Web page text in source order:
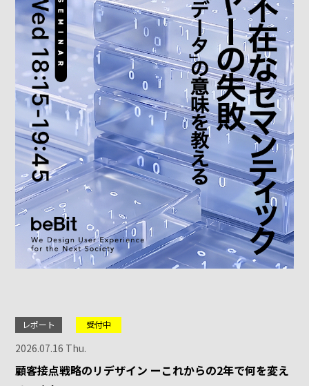
レポート 受付中
2026.07.16 Thu.
顧客接点戦略のリデザイン ーこれからの2年で何を変え